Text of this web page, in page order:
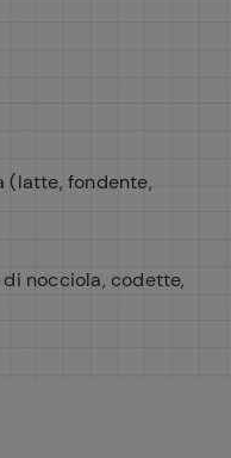
(latte, fondente,
nocciola, codette,